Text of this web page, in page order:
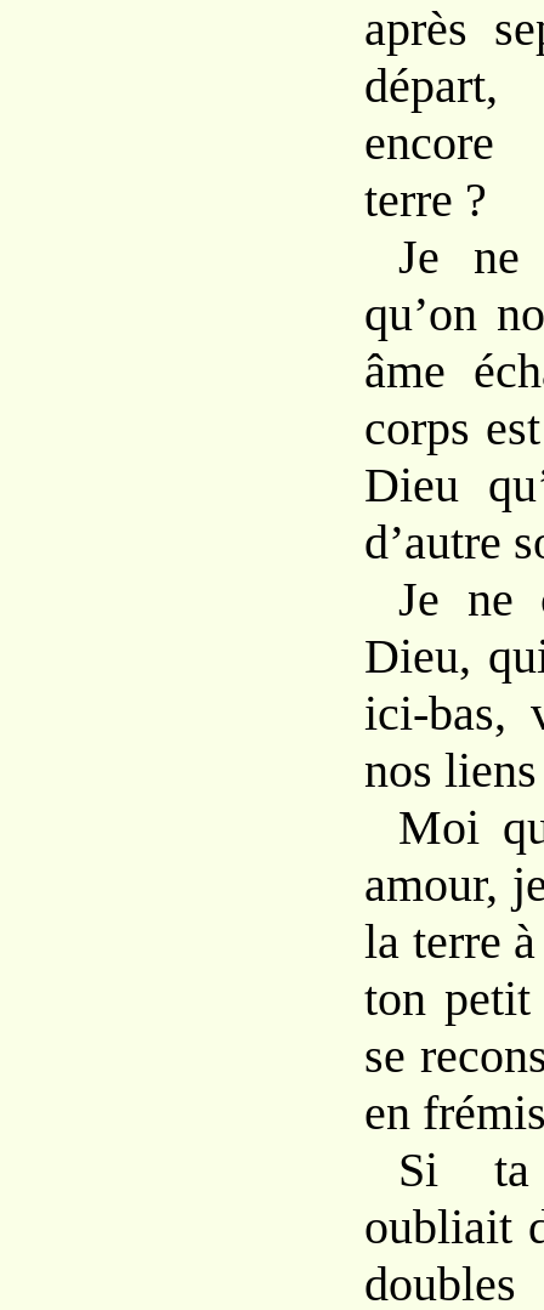
après
terre ?
Je ne
qu’on
âme
corps
Dieu
d’autre
Je ne
Dieu,
ici-bas,
nos
Moi
amour,
la terre
ton petit
se
en
Si ta
oubliait